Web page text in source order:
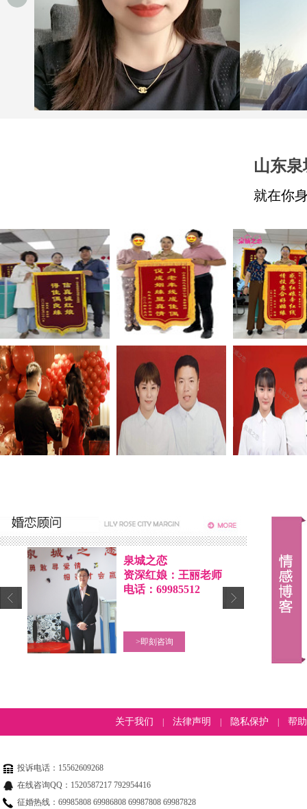
山东
就在你
关于我们 法律声明 隐私保护 帮
投诉电话：15562609268
在线咨询QQ：1520587217 792954416
征婚热线：69985808 69986808 69987808 69987828